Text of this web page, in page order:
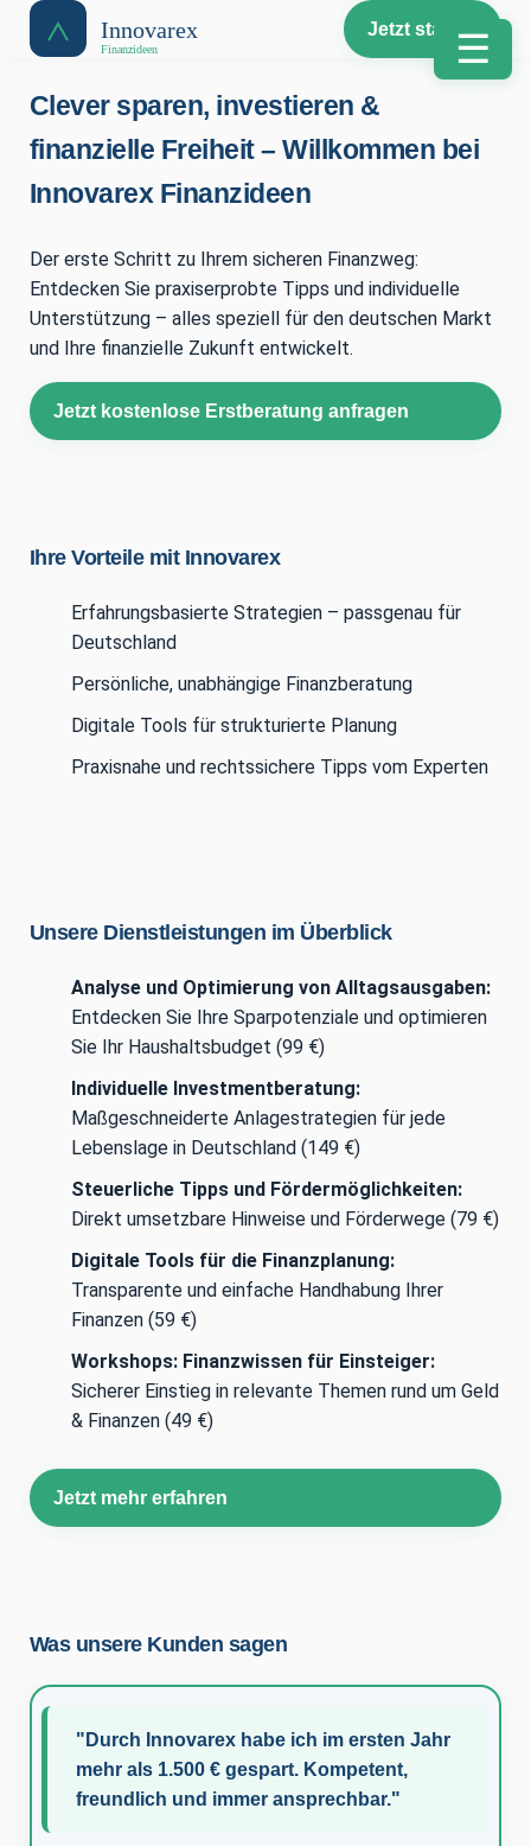
Jetzt starten
☰
Clever sparen, investieren &
finanzielle Freiheit – Willkommen bei
Innovarex Finanzideen
Der erste Schritt zu Ihrem sicheren Finanzweg:
Entdecken Sie praxiserprobte Tipps und individuelle
Unterstützung – alles speziell für den deutschen Markt
und Ihre finanzielle Zukunft entwickelt.
Jetzt kostenlose Erstberatung anfragen
Ihre Vorteile mit Innovarex
Erfahrungsbasierte Strategien – passgenau für
Deutschland
Persönliche, unabhängige Finanzberatung
Digitale Tools für strukturierte Planung
Praxisnahe und rechtssichere Tipps vom Experten
Unsere Dienstleistungen im Überblick
Analyse und Optimierung von Alltagsausgaben:
Entdecken Sie Ihre Sparpotenziale und optimieren
Sie Ihr Haushaltsbudget (99 €)
Individuelle Investmentberatung:
Maßgeschneiderte Anlagestrategien für jede
Lebenslage in Deutschland (149 €)
Steuerliche Tipps und Fördermöglichkeiten:
Direkt umsetzbare Hinweise und Förderwege (79 €)
Digitale Tools für die Finanzplanung:
Transparente und einfache Handhabung Ihrer
Finanzen (59 €)
Workshops: Finanzwissen für Einsteiger:
Sicherer Einstieg in relevante Themen rund um Geld
& Finanzen (49 €)
Jetzt mehr erfahren
Was unsere Kunden sagen
"Durch Innovarex habe ich im ersten Jahr
mehr als 1.500 € gespart. Kompetent,
freundlich und immer ansprechbar."